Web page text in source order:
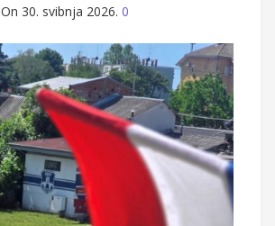
On 30. svibnja 2026. 0